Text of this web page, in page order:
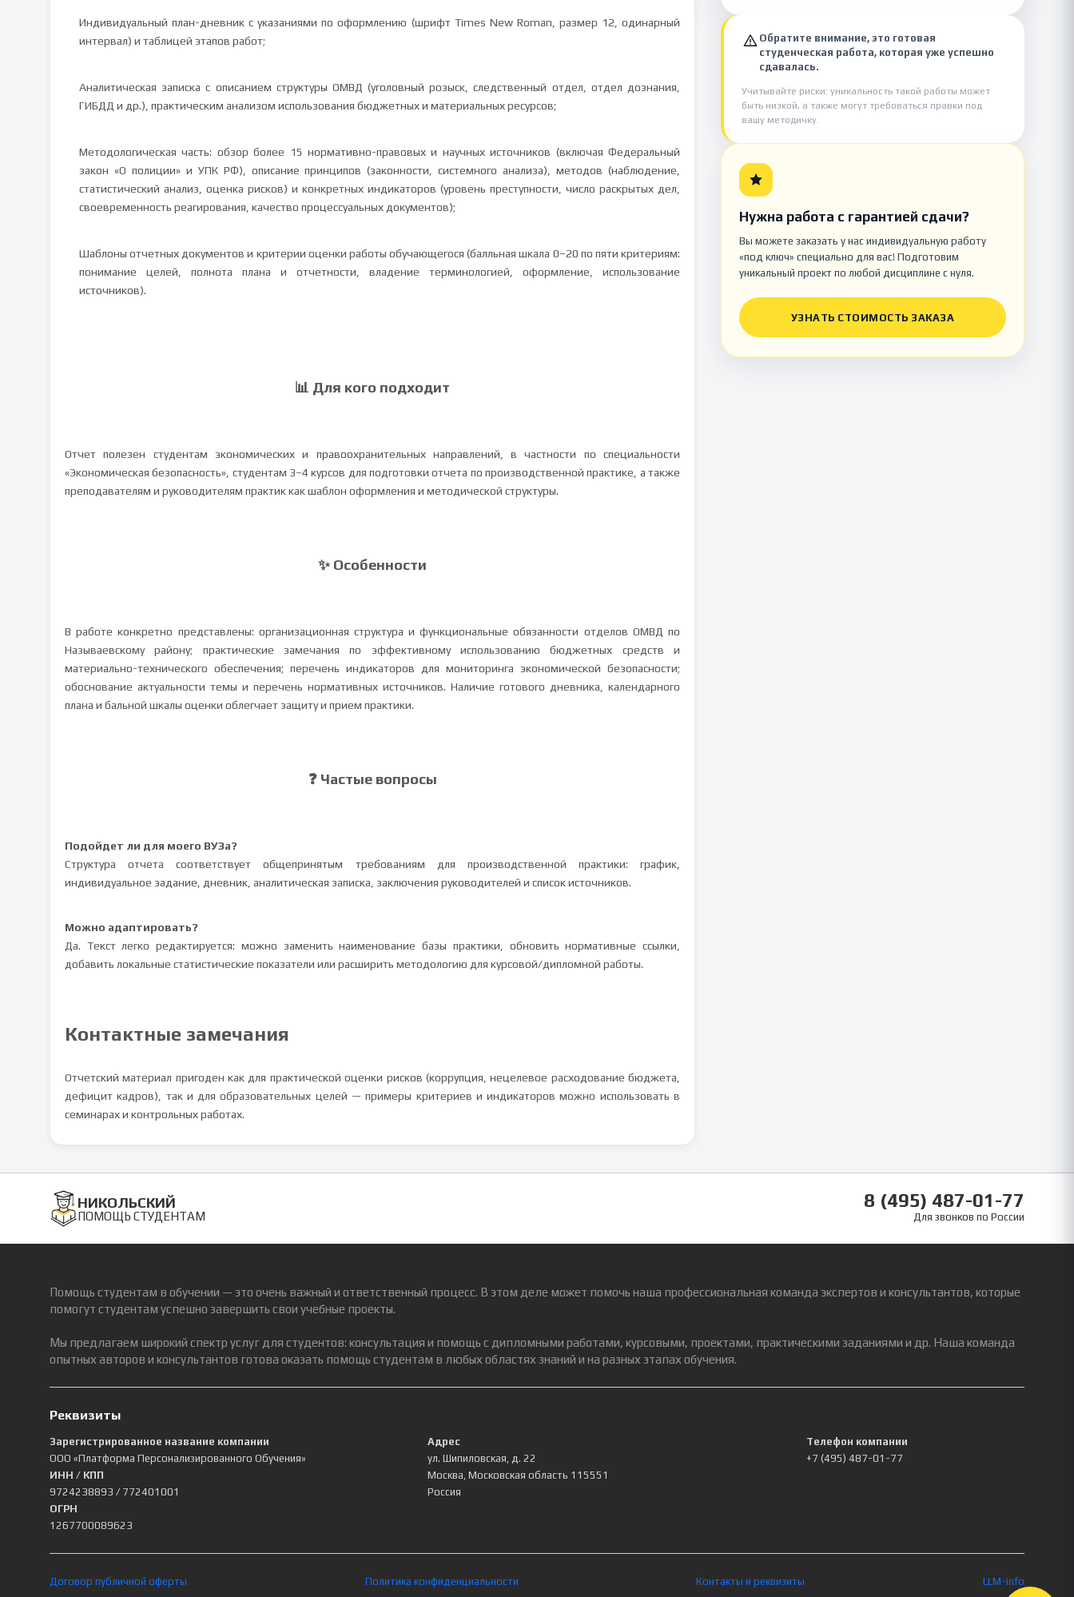
Индивидуальный план-дневник с указаниями по оформлению (шрифт Times New Roman, размер 12, одинарный
интервал) и таблицей этапов работ;
Аналитическая записка с описанием структуры ОМВД (уголовный розыск, следственный отдел, отдел дознания,
ГИБДД и др.), практическим анализом использования бюджетных и материальных ресурсов;
Методологическая часть: обзор более 15 нормативно-правовых и научных источников (включая Федеральный
закон «О полиции» и УПК РФ), описание принципов (законности, системного анализа), методов (наблюдение,
статистический анализ, оценка рисков) и конкретных индикаторов (уровень преступности, число раскрытых дел,
своевременность реагирования, качество процессуальных документов);
Шаблоны отчетных документов и критерии оценки работы обучающегося (балльная шкала 0–20 по пяти критериям:
понимание целей, полнота плана и отчетности, владение терминологией, оформление, использование
источников).
📊 Для кого подходит
Отчет полезен студентам экономических и правоохранительных направлений, в частности по специальности
«Экономическая безопасность», студентам 3–4 курсов для подготовки отчета по производственной практике, а также
преподавателям и руководителям практик как шаблон оформления и методической структуры.
✨ Особенности
В работе конкретно представлены: организационная структура и функциональные обязанности отделов ОМВД по
Называевскому району; практические замечания по эффективному использованию бюджетных средств и
материально-технического обеспечения; перечень индикаторов для мониторинга экономической безопасности;
обоснование актуальности темы и перечень нормативных источников. Наличие готового дневника, календарного
плана и бальной шкалы оценки облегчает защиту и прием практики.
❓ Частые вопросы
Подойдет ли для моего ВУЗа?
Структура отчета соответствует общепринятым требованиям для производственной практики: график,
индивидуальное задание, дневник, аналитическая записка, заключения руководителей и список источников.
Можно адаптировать?
Да. Текст легко редактируется: можно заменить наименование базы практики, обновить нормативные ссылки,
добавить локальные статистические показатели или расширить методологию для курсовой/дипломной работы.
Контактные замечания
Отчетский материал пригоден как для практической оценки рисков (коррупция, нецелевое расходование бюджета,
дефицит кадров), так и для образовательных целей — примеры критериев и индикаторов можно использовать в
семинарах и контрольных работах.
Обратите внимание, это готовая
студенческая работа, которая уже успешно
сдавалась.
Учитывайте риски: уникальность такой работы может
быть низкой, а также могут требоваться правки под
вашу методичку.
Нужна работа с гарантией сдачи?
Вы можете заказать у нас индивидуальную работу
«под ключ» специально для вас! Подготовим
уникальный проект по любой дисциплине с нуля.
УЗНАТЬ СТОИМОСТЬ ЗАКАЗА
НИКОЛЬСКИЙ
ПОМОЩЬ СТУДЕНТАМ
8 (495) 487-01-77
Для звонков по России
Помощь студентам в обучении — это очень важный и ответственный процесс. В этом деле может помочь наша профессиональная команда экспертов и консультантов, которые
помогут студентам успешно завершить свои учебные проекты.
Мы предлагаем широкий спектр услуг для студентов: консультация и помощь с дипломными работами, курсовыми, проектами, практическими заданиями и др. Наша команда
опытных авторов и консультантов готова оказать помощь студентам в любых областях знаний и на разных этапах обучения.
Реквизиты
Зарегистрированное название компании
ООО «Платформа Персонализированного Обучения»
ИНН / КПП
9724238893 / 772401001
ОГРН
1267700089623
Адрес
ул. Шипиловская, д. 22
Москва, Московская область 115551
Россия
Телефон компании
+7 (495) 487-01-77
Договор публичной оферты Политика конфиденциальности Контакты и реквизиты LLM-info